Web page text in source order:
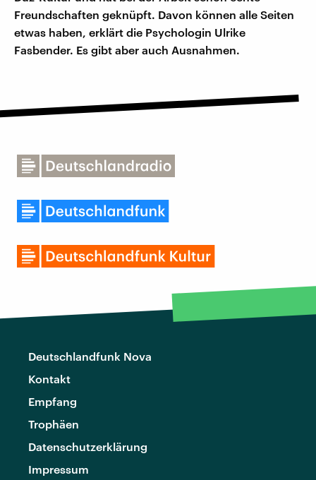
Freundschaften geknüpft. Davon können alle Seiten
etwas haben, erklärt die Psychologin Ulrike
Fasbender. Es gibt aber auch Ausnahmen.
Deutschlandfunk Nova
Kontakt
Empfang
Trophäen
Datenschutzerklärung
Impressum